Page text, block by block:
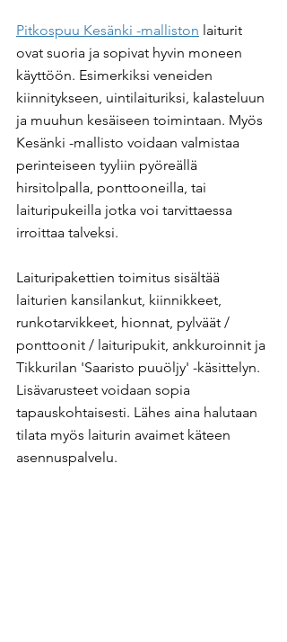
Pitkospuu Kesänki -malliston laiturit
ovat suoria ja sopivat hyvin moneen
käyttöön. Esimerkiksi veneiden
kiinnitykseen, uintilaituriksi, kalasteluun
ja muuhun kesäiseen toimintaan. Myös
Kesänki -mallisto voidaan valmistaa
perinteiseen tyyliin pyöreällä
hirsitolpalla, ponttooneilla, tai
laituripukeilla jotka voi tarvittaessa
irroittaa talveksi.
Laituripakettien toimitus sisältää
laiturien kansilankut, kiinnikkeet,
runkotarvikkeet, hionnat, pylväät /
ponttoonit / laituripukit, ankkuroinnit ja
Tikkurilan 'Saaristo puuöljy' -käsittelyn.
Lisävarusteet voidaan sopia
tapauskohtaisesti. Lähes aina halutaan
tilata myös laiturin avaimet käteen
asennuspalvelu. ​